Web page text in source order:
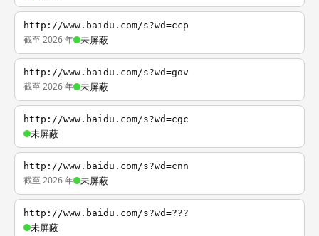
http://www.baidu.com/s?wd=ccp
截至 2026 年 未屏蔽
http://www.baidu.com/s?wd=gov
截至 2026 年 未屏蔽
http://www.baidu.com/s?wd=cgc
未屏蔽
http://www.baidu.com/s?wd=cnn
截至 2026 年 未屏蔽
http://www.baidu.com/s?wd=???
未屏蔽